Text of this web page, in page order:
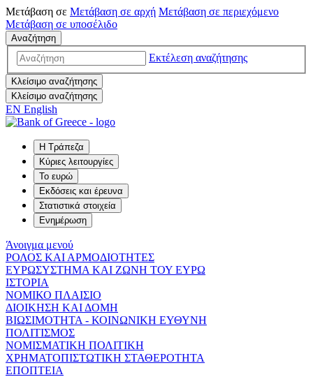
Μετάβαση σε Μετάβαση σε αρχή Μετάβαση σε περιεχόμενο
Μετάβαση σε υποσέλιδο
Αναζήτηση
Εκτέλεση αναζήτησης
Κλείσιμο αναζήτησης
Κλείσιμο αναζήτησης
EN English
Η Τράπεζα
Κύριες λειτουργίες
Το ευρώ
Εκδόσεις και έρευνα
Στατιστικά στοιχεία
Ενημέρωση
Άνοιγμα μενού
ΡΟΛΟΣ ΚΑΙ ΑΡΜΟΔΙΟΤΗΤΕΣ
ΕΥΡΩΣΥΣΤΗΜΑ ΚΑΙ ΖΩΝΗ ΤΟΥ ΕΥΡΩ
ΙΣΤΟΡΙΑ
ΝΟΜΙΚΟ ΠΛΑΙΣΙΟ
ΔΙΟΙΚΗΣΗ ΚΑΙ ΔΟΜΗ
ΒΙΩΣΙΜΟΤΗΤΑ - ΚΟΙΝΩΝΙΚΗ ΕΥΘΥΝΗ
ΠΟΛΙΤΙΣΜΟΣ
ΝΟΜΙΣΜΑΤΙΚΗ ΠΟΛΙΤΙΚΗ
ΧΡΗΜΑΤΟΠΙΣΤΩΤΙΚΗ ΣΤΑΘΕΡΟΤΗΤΑ
ΕΠΟΠΤΕΙΑ